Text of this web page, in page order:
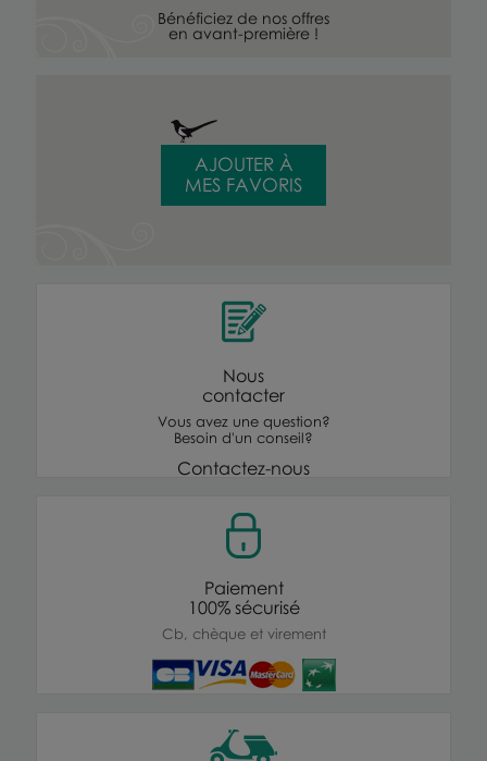
Bénéficiez de nos offres
en avant-première !
AJOUTER À
MES FAVORIS
Nous
contacter
Vous avez une question?
Besoin d'un conseil?
Contactez-nous
Paiement
100% sécurisé
Cb, chèque et virement